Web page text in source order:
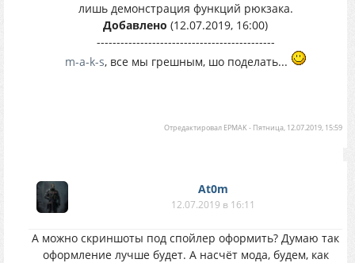
лишь демонстрация функций рюкзака.
Добавлено (12.07.2019, 16:00)
---------------------------------------------
m-a-k-s, все мы грешным, шо поделать...
Отредактировал EPMAK - Пятница, 12.07.2019, 15:59
At0m
12.07.2019 в 16:11
А можно скриншоты под спойлер оформить? Думаю так
оформление лучше будет. А насчёт мода, будем, как